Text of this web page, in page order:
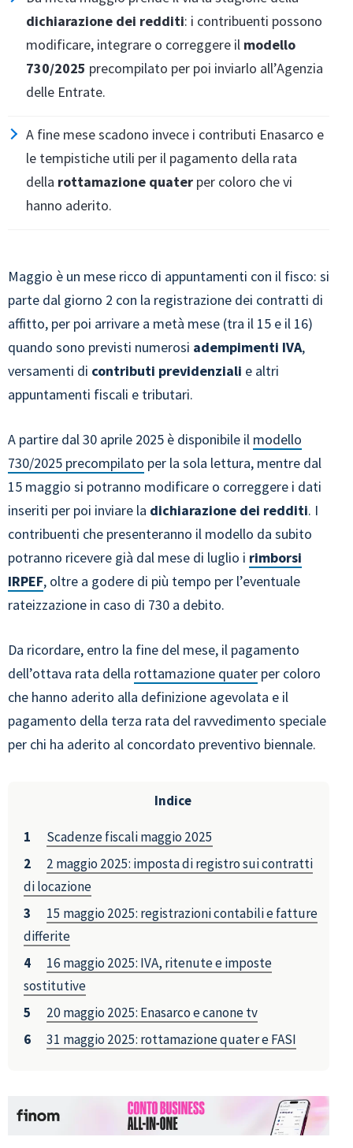
dichiarazione dei redditi: i contribuenti possono
modificare, integrare o correggere il modello
730/2025 precompilato per poi inviarlo all’Agenzia
delle Entrate.
A fine mese scadono invece i contributi Enasarco e
le tempistiche utili per il pagamento della rata
della rottamazione quater per coloro che vi
hanno aderito.
Maggio è un mese ricco di appuntamenti con il fisco: si
parte dal giorno 2 con la registrazione dei contratti di
affitto, per poi arrivare a metà mese (tra il 15 e il 16)
quando sono previsti numerosi adempimenti IVA,
versamenti di contributi previdenziali e altri
appuntamenti fiscali e tributari.
A partire dal 30 aprile 2025 è disponibile il modello
730/2025 precompilato per la sola lettura, mentre dal
15 maggio si potranno modificare o correggere i dati
inseriti per poi inviare la dichiarazione dei redditi. I
contribuenti che presenteranno il modello da subito
potranno ricevere già dal mese di luglio i rimborsi
IRPEF, oltre a godere di più tempo per l’eventuale
rateizzazione in caso di 730 a debito.
Da ricordare, entro la fine del mese, il pagamento
dell’ottava rata della rottamazione quater per coloro
che hanno aderito alla definizione agevolata e il
pagamento della terza rata del ravvedimento speciale
per chi ha aderito al concordato preventivo biennale.
Indice
Scadenze fiscali maggio 2025
2 maggio 2025: imposta di registro sui contratti
di locazione
15 maggio 2025: registrazioni contabili e fatture
differite
16 maggio 2025: IVA, ritenute e imposte
sostitutive
20 maggio 2025: Enasarco e canone tv
31 maggio 2025: rottamazione quater e FASI